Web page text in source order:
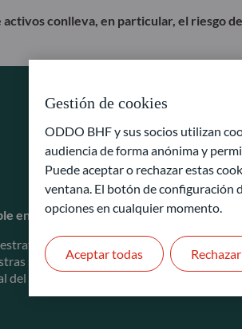
activos conlleva, en particular, el riesgo
en diferentes entornos de mercado
de renta fija para cualquier
soluciones de inversión se basan en un
crédito y en un enfoque centrado en la
Gestión de cookies
ODDO BHF y sus socios utilizan
audiencia de forma anónima y
Puede aceptar o rechazar estas
ventana. El botón de configuración
opciones en cualquier momento.
Aceptar todas